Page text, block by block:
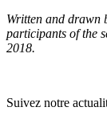
Written and drawn
participants of the
2018.
Suivez notre